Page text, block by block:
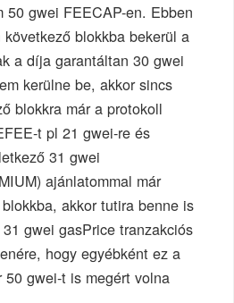
50 gwei FEECAP-en. Ebben
blokkba bekerül a
a díja garantáltan 30 gwei
kerülne be, akkor sincs
blokkra már a protokoll
t pl 21 gwei-re és
31 gwei
ajánlatommal már
akkor tutira benne is
gwei gasPrice tranzakciós
hogy egyébként ez a
50 gwei-t is megért volna